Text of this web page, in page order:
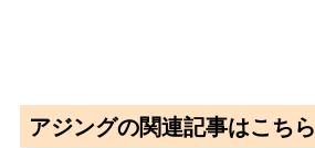
アジングの関連記事はこちら